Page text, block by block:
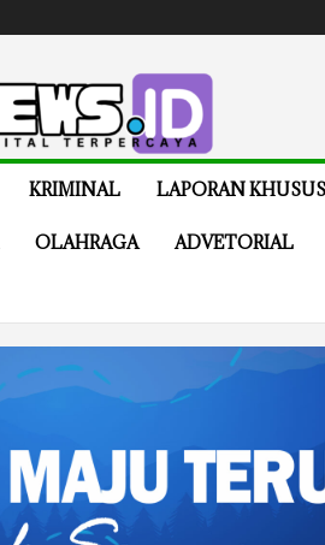
KRIMINAL LAPORAN KHUSUS
OLAHRAGA ADVETORIAL